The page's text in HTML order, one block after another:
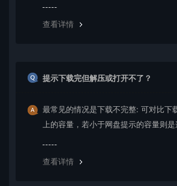
查看详情
提示下载完但解压或打开不了？
最常见的情况是下载不完整: 可对比下
上的容量，若小于网盘提示的容量则
查看详情